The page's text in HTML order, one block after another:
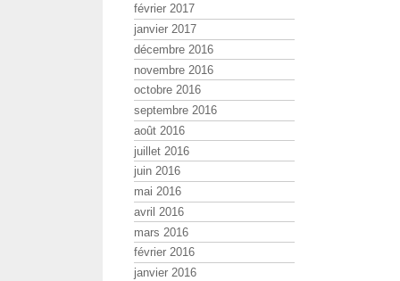
février 2017
janvier 2017
décembre 2016
novembre 2016
octobre 2016
septembre 2016
août 2016
juillet 2016
juin 2016
mai 2016
avril 2016
mars 2016
février 2016
janvier 2016